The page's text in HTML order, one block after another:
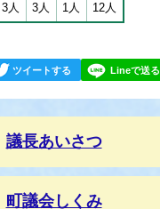
3人 3人 1人 12人
ツイートする Lineで送る
議長あいさつ
町議会しくみ